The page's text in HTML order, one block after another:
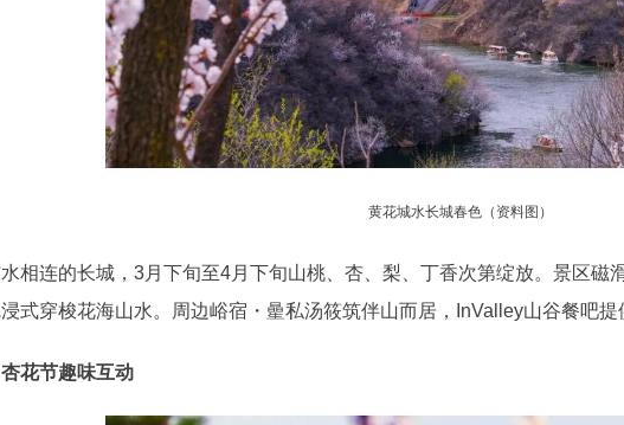
黄花城水长城春色（资料图）
连的长城，3月下旬至4月下旬山桃、杏、梨、丁香次第绽放。景区磁
式穿梭花海山水。周边峪宿・曐私汤筱筑伴山而居，InValley山谷餐吧提
花节趣味互动